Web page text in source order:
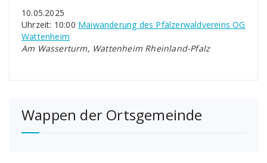
10.05.2025
Uhrzeit: 10:00 Maiwanderung des Pfälzerwaldvereins OG
Wattenheim
Am Wasserturm, Wattenheim Rheinland-Pfalz
Wappen der Ortsgemeinde